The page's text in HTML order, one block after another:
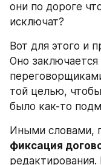
они по дороге
исключат?
Вот для этого и
Оно заключается
той целью,
было как-то
фиксация